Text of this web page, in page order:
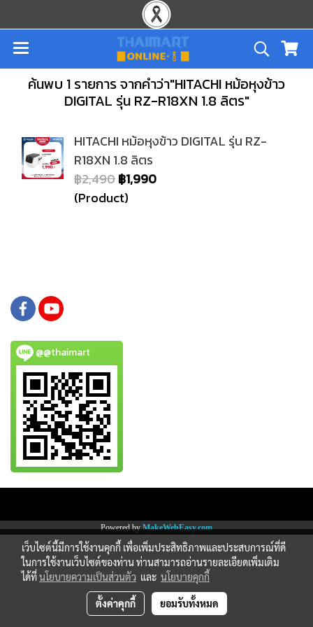
ค้นพบ 1 รายการ จากคำว่า"HITACHI หม้อหุงข้าว
DIGITAL รุ่น RZ-R18XN 1.8 ลิตร"
HITACHI หม้อหุงข้าว DIGITAL รุ่น RZ-
R18XN 1.8 ลิตร
฿2,490฿1,990
(Product)
@@thaimart
Powered byMakeWebEasy.com
เว็บไซต์นี้มีการใช้งานคุกกี้ เพื่อเพิ่มประสิทธิภาพและประสบการณ์ที่ดี
ในการใช้งานเว็บไซต์ของท่าน ท่านสามารถอ่านรายละเอียดเพิ่มเติม
ได้ที่นโยบายความเป็นส่วนตัว และ นโยบายคุกกี้
ตั้งค่าคุกกี้ ยอมรับทั้งหมด